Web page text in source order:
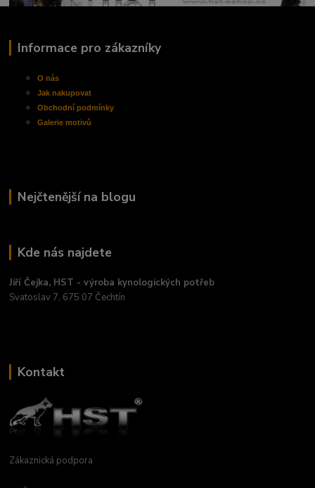
Informace pro zákazníky
O nás
Jak nakupovat
Obchodnípodmínky
Galerie motivů
Nejčtenější na blogu
Kde nás najdete
Jiří Čejka, HST - výroba kynologických potřeb
Svatoslav 7, 675 07 Čechtín
Kontakt
Zákaznická podpora